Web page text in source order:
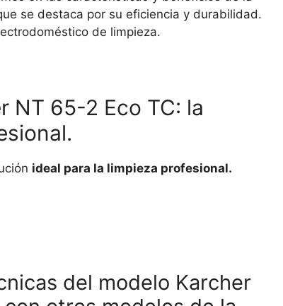
se destaca por su eficiencia y durabilidad.
de limpieza.
NT 65-2 Eco TC: la
ideal para la limpieza profesional.
del modelo Karcher